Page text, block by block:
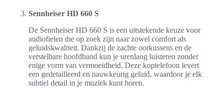
Sennheiser HD 660 S
De Sennheiser HD 660 S is een uitstekende keuze voor
audiofielen die op zoek zijn naar zowel comfort als
geluidskwaliteit. Dankzij de zachte oorkussens en de
verstelbare hoofdband kun je urenlang luisteren zonder
enige vorm van vermoeidheid. Deze koptelefoon levert
een gedetailleerd en nauwkeurig geluid, waardoor je elk
subtiel detail in je muziek kunt horen.